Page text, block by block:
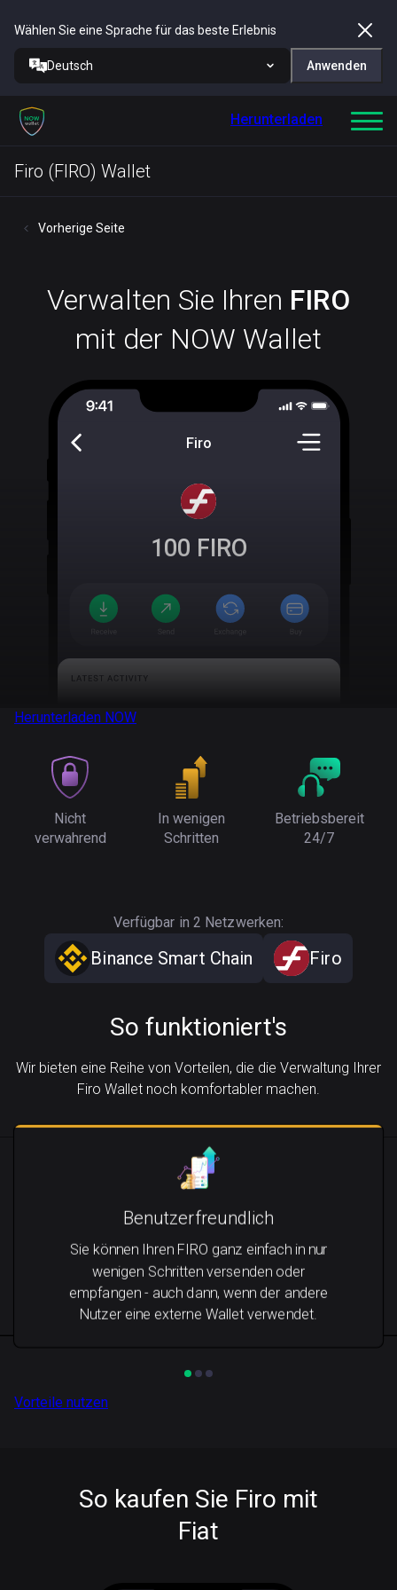
Wählen Sie eine Sprache für das beste Erlebnis
Deutsch Anwenden
Herunterladen
Firo (FIRO) Wallet
Vorherige Seite
Verwalten Sie Ihren FIRO
mit der NOW Wallet
Firo
100 FIRO
Herunterladen NOW
Nicht
verwahrend
In wenigen
Schritten
Betriebsbereit
24/7
Verfügbar in 2 Netzwerken:
Binance Smart Chain Firo
So funktioniert's
Wir bieten eine Reihe von Vorteilen, die die Verwaltung Ihrer
Firo Wallet noch komfortabler machen.
Benutzerfreundlich
Sie können Ihren FIRO ganz einfach in nur
wenigen Schritten versenden oder
empfangen - auch dann, wenn der andere
Nutzer eine externe Wallet verwendet.
Vorteile nutzen
So kaufen Sie Firo mit
Fiat